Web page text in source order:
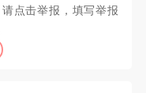
点击举报，填写举报